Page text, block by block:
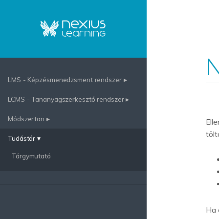
LMS - Képzésmenedzsment rendszer ▸
LCMS - Tananyagszerkesztő rendszer ▸
Módszertan ▸
Tudástár ▾
Tárgymutató
Ha